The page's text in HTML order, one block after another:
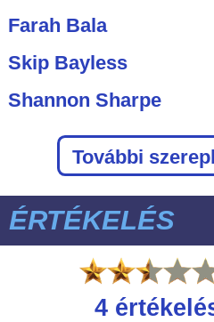
Farah Bala
Skip Bayless
Shannon Sharpe
További
ÉRTÉKELÉS
4